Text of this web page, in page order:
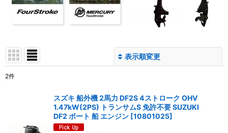
表示順変更
2件
スズキ 船外機 2馬力 DF2S 4ストローク OHV
1.47kW(2PS) トランサムS 免許不要 SUZUKI
DF2 ボート 船 エンジン [10801025]